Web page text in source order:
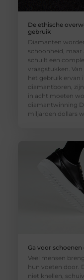
De ethische
gebruik
Diamanten
schoonheid, maar
schuilt een
vraagstukken.
het gebruik ervan
diamantboren,
in acht moeten
diamantwinning
miljarden dollars
Ga voor
Veel mensen
hun voeten door.
niet knellen,